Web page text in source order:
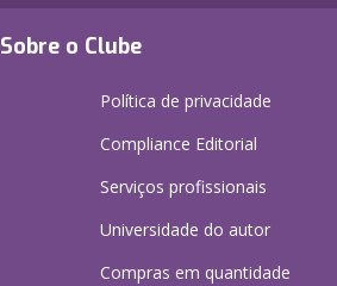
Sobre o Clube
Política de privacidade
Compliance Editorial
Serviços profissionais
Universidade do autor
Compras em quantidade